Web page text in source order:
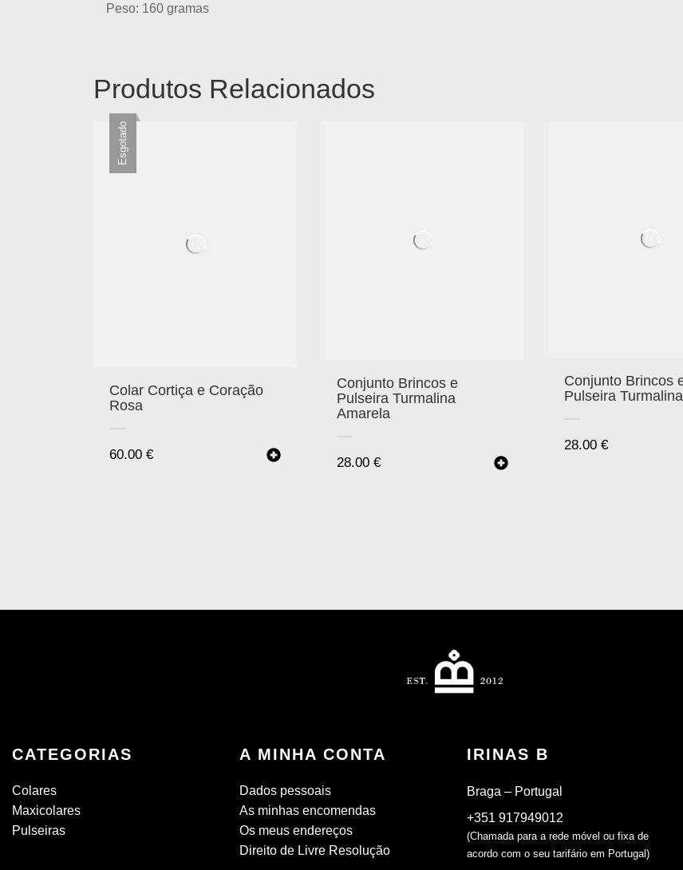
Peso: 160 gramas
Produtos Relacionados
Esgotado
Colar Cortiça e Coração
Rosa
60.00 €
Conjunto Brincos e
Pulseira Turmalina
Amarela
28.00 €
Conjunto Brincos
Pulseira
28.00 €
CATEGORIAS
Colares
Maxicolares
Pulseiras
A MINHA CONTA
Dados pessoais
As minhas encomendas
Os meus endereços
Direito de Livre Resolução
IRINAS B
Braga – Portugal
+351 917949012
(Chamada para a rede móvel ou fixa de
acordo com o seu tarifário em Portugal)